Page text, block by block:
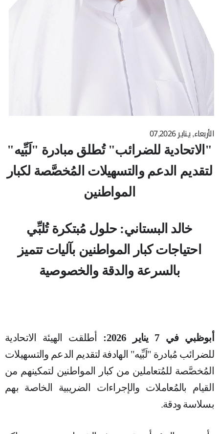
الأربعاء, يناير 07,2026
"الاتحادية للضرائب" تُطلق مبادرة "لَبِّيه"
لتقديم الدعم والتسهيلات المُخصَّصة لكبار
المواطنين
خالد البستاني: حلول مُبتكرة تُلبِّي
احتياجات كبار المواطنين بآليات تتميز
بالسرعة والدقة والخصوصية
أبوظبي في 7 يناير 2026:
أطلقت الهيئة الاتحادية
للضرائب مُبادرة "لَبِّيه" الهادفة لتقديم الدعم والتسهيلات
المُخصَّصة للمُتعاملين من كبار المواطنين لتمكينهم من
القيام بالمُعاملات والإجراءات الضريبية الخاصة بهم
بسلاسة ودقة.